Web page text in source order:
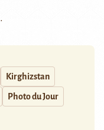
.
Kirghizstan
Photo du Jour